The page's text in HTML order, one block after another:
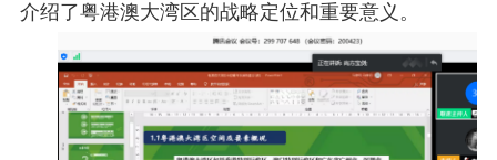
介绍了粤港澳大湾区的战略定位和重要意义。